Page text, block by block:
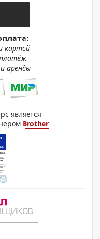
картой
и аренды
является
Brother